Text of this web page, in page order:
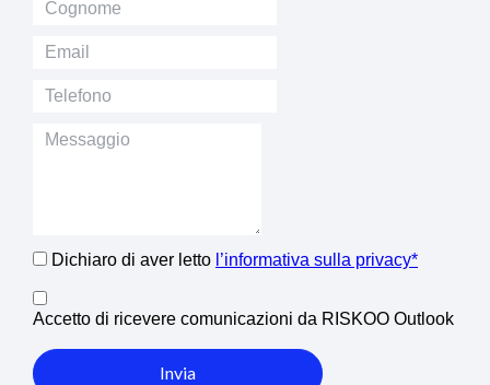
Dichiaro di aver letto l’informativa sulla privacy*
Accetto di ricevere comunicazioni da RISKOO Outlook
Invia